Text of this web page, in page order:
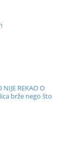
REKAO O
brže nego što